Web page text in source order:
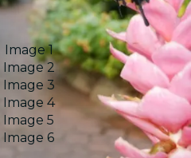
Image 1
Image 2
Image 3
Image 4
Image 5
Image 6